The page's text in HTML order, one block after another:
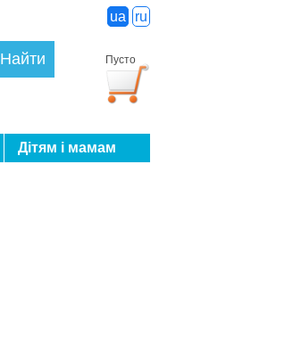
ua ru
Пусто
Найти
Дітям і мамам